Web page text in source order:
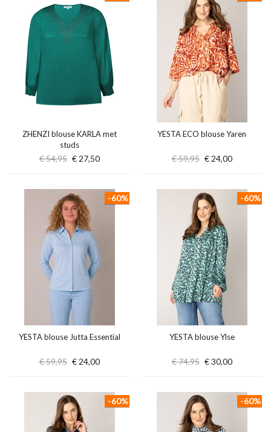
ZHENZI blouse KARLA met
studs
€ 54,95 € 27,50
YESTA ECO blouse Yaren
€ 59,95 € 24,00
YESTA blouse Jutta Essential
€ 59,95 € 24,00
-60%
YESTA blouse Ylse
€ 74,95 € 30,00
-60%
-60% -60%